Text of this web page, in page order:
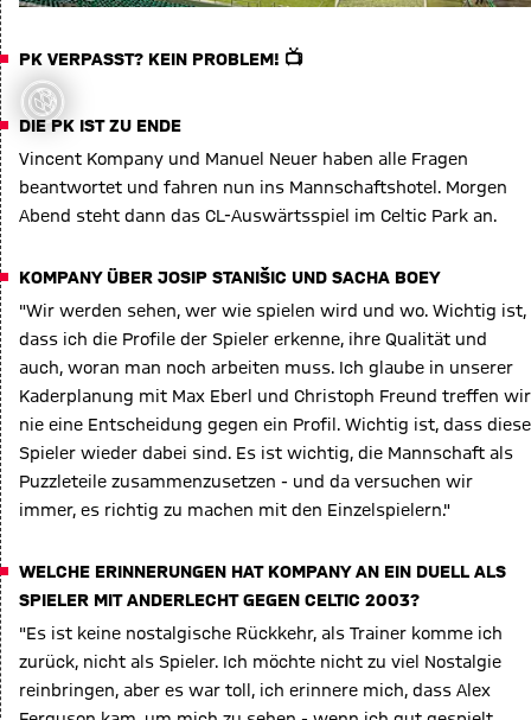
PK VERPASST? KEIN PROBLEM! 📺
ist
occurred,
try again
later.
DIE PK IST ZU ENDE
Vincent Kompany und Manuel Neuer haben alle Fragen
beantwortet und fahren nun ins Mannschaftshotel. Morgen
Abend steht dann das CL-Auswärtsspiel im Celtic Park an.
KOMPANY ÜBER JOSIP STANIŠIC UND SACHA BOEY
"Wir werden sehen, wer wie spielen wird und wo. Wichtig ist,
dass ich die Profile der Spieler erkenne, ihre Qualität und
auch, woran man noch arbeiten muss. Ich glaube in unserer
Kaderplanung mit Max Eberl und Christoph Freund treffen wir
nie eine Entscheidung gegen ein Profil. Wichtig ist, dass diese
Spieler wieder dabei sind. Es ist wichtig, die Mannschaft als
Puzzleteile zusammenzusetzen - und da versuchen wir
immer, es richtig zu machen mit den Einzelspielern."
WELCHE ERINNERUNGEN HAT KOMPANY AN EIN DUELL ALS
SPIELER MIT ANDERLECHT GEGEN CELTIC 2003?
"Es ist keine nostalgische Rückkehr, als Trainer komme ich
zurück, nicht als Spieler. Ich möchte nicht zu viel Nostalgie
reinbringen, aber es war toll, ich erinnere mich, dass Alex